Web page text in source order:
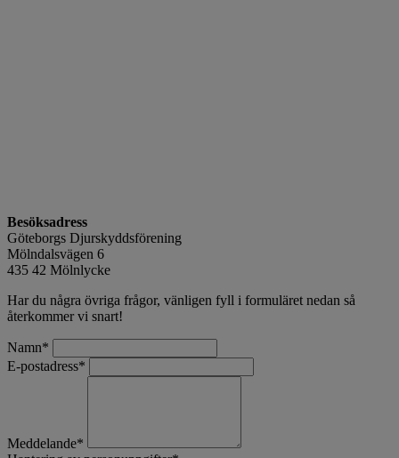
Besöksadress
Göteborgs Djurskyddsförening
Mölndalsvägen 6
435 42 Mölnlycke
Har du några övriga frågor, vänligen fyll i formuläret nedan så
återkommer vi snart!
Namn*
E-postadress*
Meddelande*